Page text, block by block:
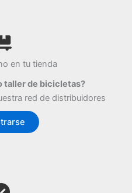
en tu tienda
taller de bicicletas?
red de distribuidores